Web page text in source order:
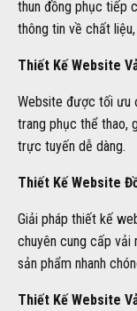
thun đồng phục tiếp
thông tin về chất
Thiết Kế Website
Website được tối ưu
trang phục thể thao,
trực tuyến dễ dàng.
Thiết Kế Website
Giải pháp thiết kế
chuyên cung cấp vải
sản phẩm nhanh
Thiết Kế Website